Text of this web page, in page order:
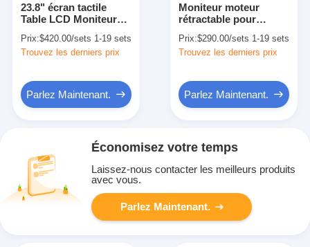
23.8" écran tactile
Table LCD Moniteur
conférence motorisé
Solution
Prix:$420.00/sets 1-19 sets
Trouvez les derniers prix
Parlez Maintenant.
Moniteur moteur
rétractable pour
papier
Prix:$290.00/sets 1-19 sets
Trouvez les derniers prix
Parlez Maintenant.
Économisez votre temps
Laissez-nous contacter les meilleurs produits
avec vous.
Parlez Maintenant.